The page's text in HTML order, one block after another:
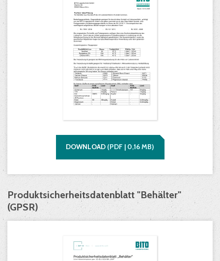
DOWNLOAD (PDF | 0,16MB)
Produktsicherheitsdatenblatt "Behälter"
(GPSR)